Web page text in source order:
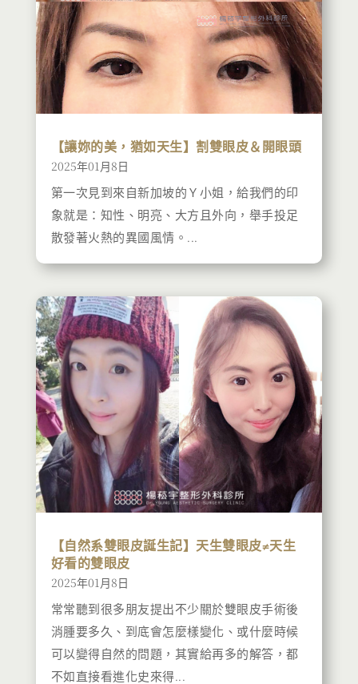
【讓妳的美，猶如天生】割雙眼皮＆開眼頭
2025年01月8日
第一次見到來自新加坡的Ｙ小姐，給我們的印
象就是：知性、明亮、大方且外向，舉手投足
散發著火熱的異國風情。...
【自然系雙眼皮誕生記】天生雙眼皮≠天生
好看的雙眼皮
2025年01月8日
常常聽到很多朋友提出不少關於雙眼皮手術後
消腫要多久、到底會怎麼樣變化、或什麼時候
可以變得自然的問題，其實給再多的解答，都
不如直接看進化史來得...